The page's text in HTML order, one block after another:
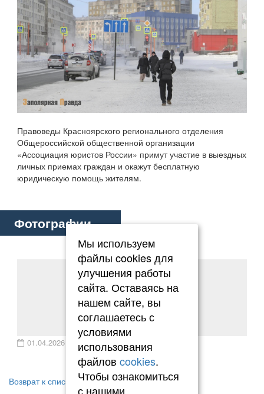
Правоведы Красноярского регионального отделения
Общероссийской общественной организации
«Ассоциация юристов России» примут участие в выездных
личных приемах граждан и окажут бесплатную
юридическую помощь жителям.
Фотографии
01.04.2026
Возврат к списку
Мы используем
файлы cookies для
улучшения работы
сайта. Оставаясь на
нашем сайте, вы
соглашаетесь с
условиями
использования
файлов cookies.
Чтобы ознакомиться
с нашими